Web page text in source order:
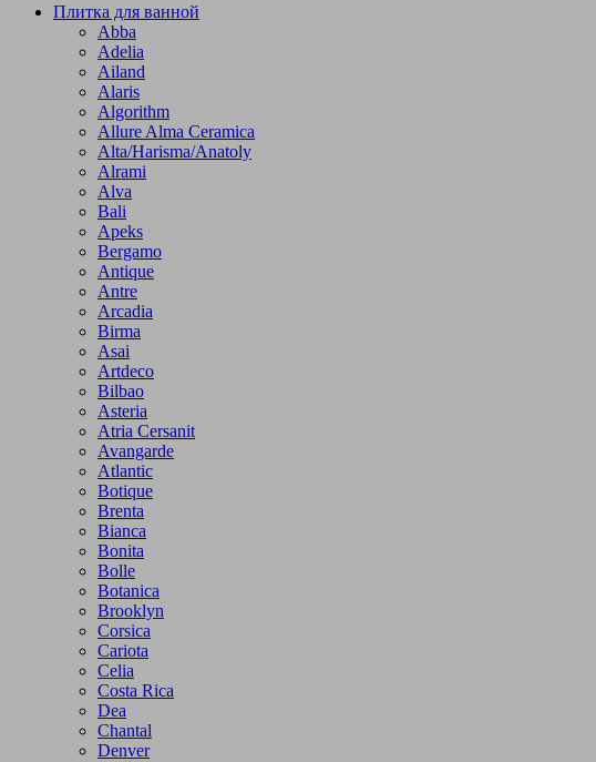
Плитка для ванной
Abba
Adelia
Ailand
Alaris
Algorithm
Allure Alma Ceramica
Alta/Harisma/Anatoly
Alrami
Alva
Bali
Apeks
Bergamo
Antique
Antre
Arcadia
Birma
Asai
Artdeco
Bilbao
Asteria
Atria Cersanit
Avangarde
Atlantic
Botique
Brenta
Bianca
Bonita
Bolle
Botanica
Brooklyn
Corsica
Cariota
Celia
Costa Rica
Dea
Chantal
Denver